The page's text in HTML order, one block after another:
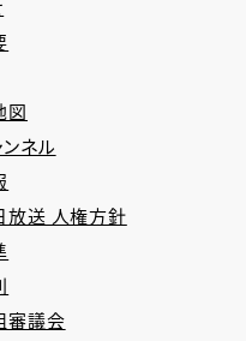
図
ネル
放送 人権方針
審議会